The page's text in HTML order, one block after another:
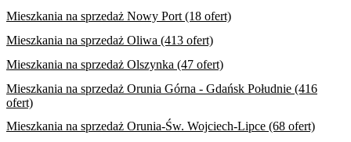
Mieszkania na sprzedaż Nowy Port (18 ofert)
Mieszkania na sprzedaż Oliwa (413 ofert)
Mieszkania na sprzedaż Olszynka (47 ofert)
Mieszkania na sprzedaż Orunia Górna - Gdańsk Południe (416
ofert)
Mieszkania na sprzedaż Orunia-Św. Wojciech-Lipce (68 ofert)